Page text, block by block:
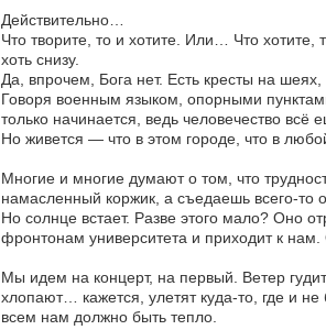
Действительно…
Что творите, то и хотите. Или… Что
хоть снизу.
Да, впрочем, Бога нет. Есть кресты на
Говоря военным языком, опорными
только начинается, ведь человечество всё
Но живется — что в этом городе, что в
Многие и многие думают о том, что
намасленный коржик, а съедаешь всего-то
Но солнце встает. Разве этого мало? Оно
фронтонам университета и приходит к
Мы идем на концерт, на первый. Ветер
хлопают… кажется, улетят куда-то, где и
всем нам должно быть тепло.